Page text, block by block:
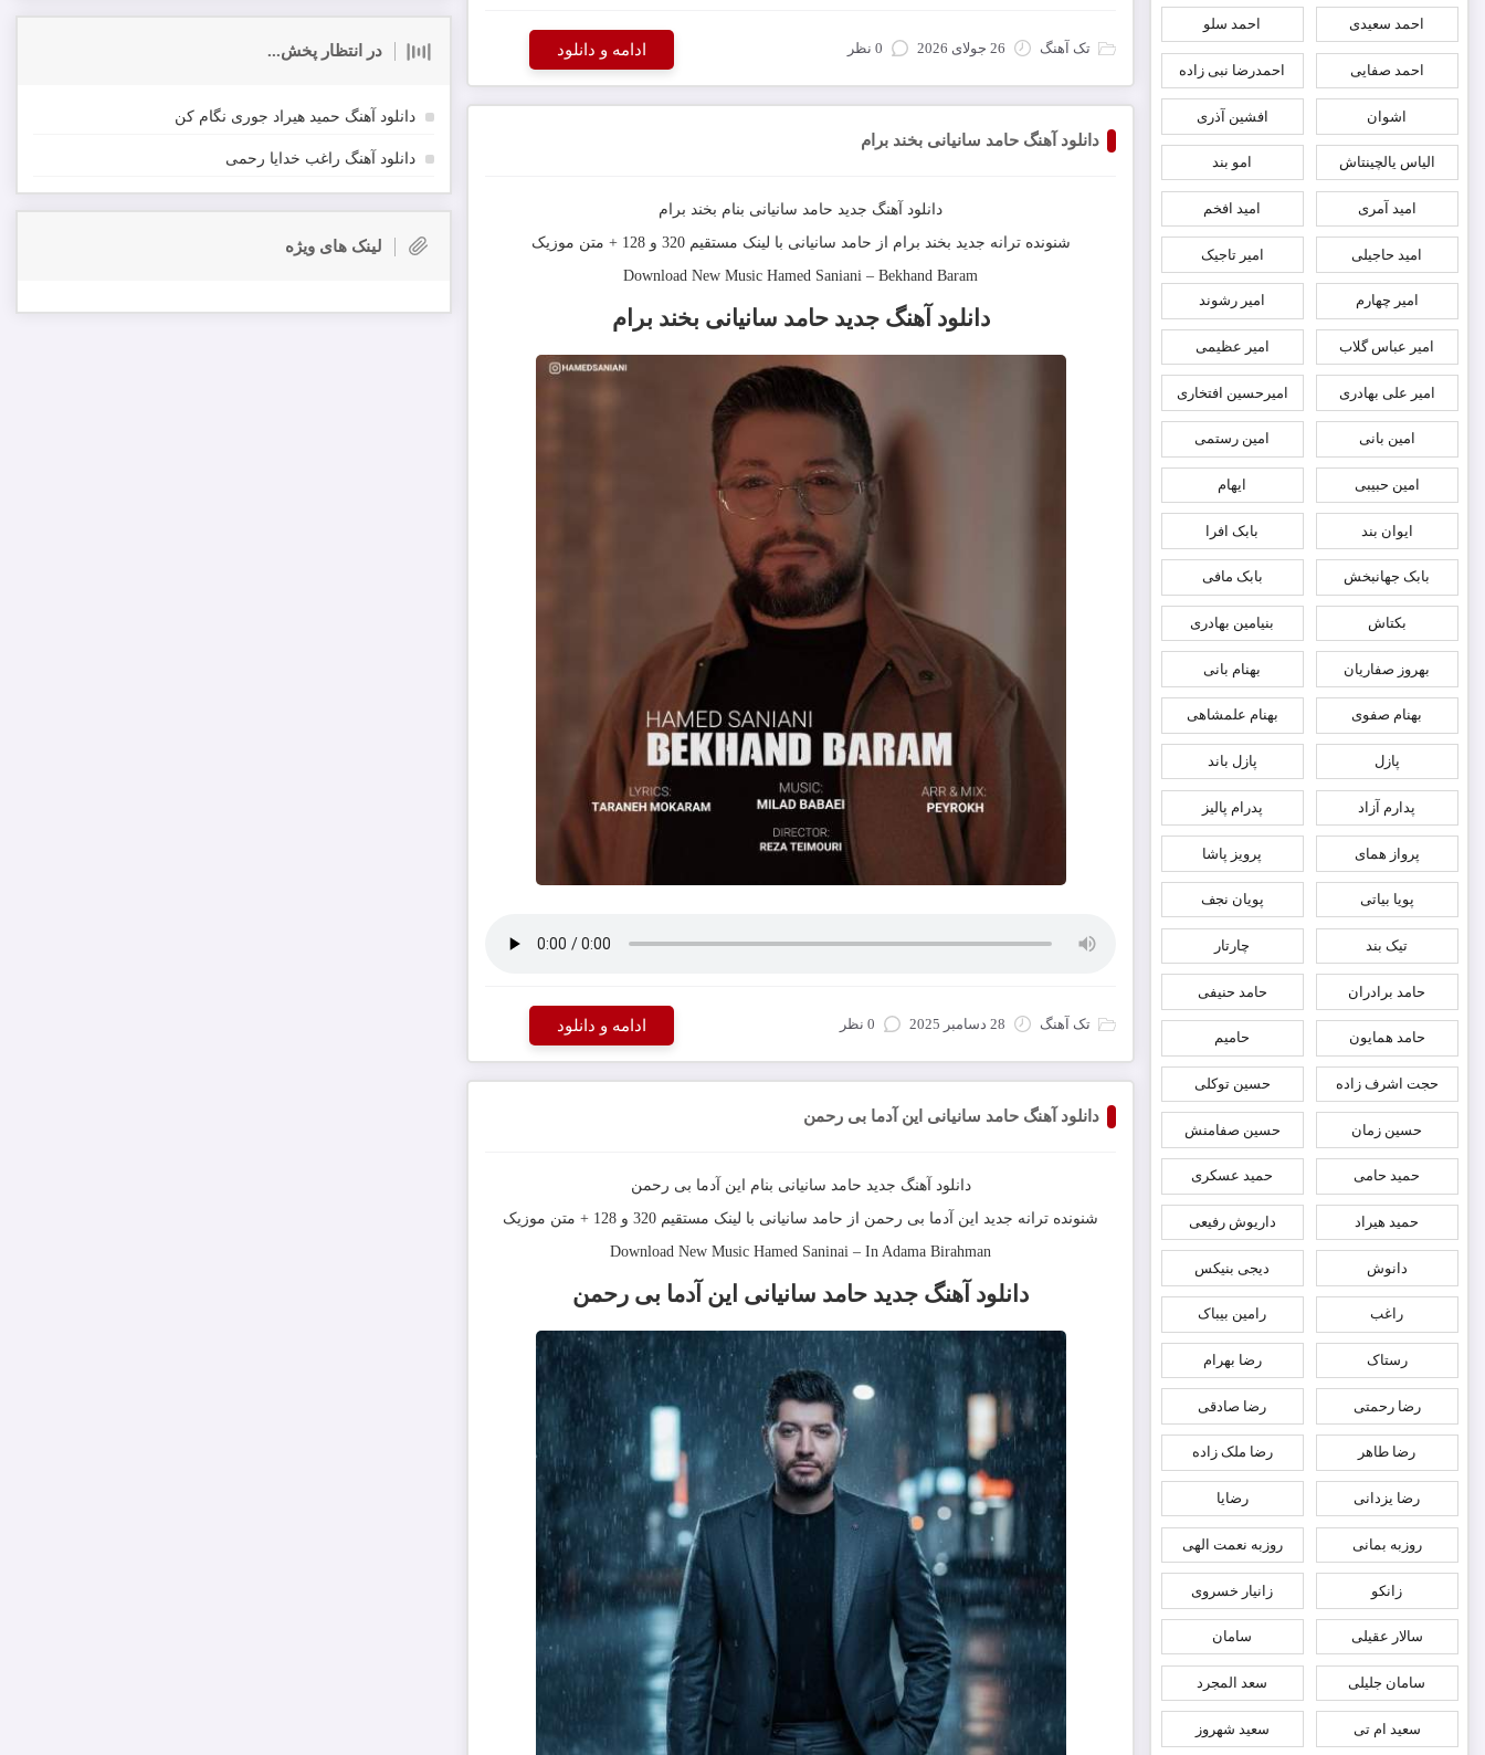
تک آهنگ 26 جولای 2026 0 نظر ادامه و دانلود
دانلود آهنگ حامد سانیانی بخند برام
دانلود آهنگ جديد حامد سانیانی بنام بخند برام
شنونده ترانه جدید بخند برام از حامد سانیانی با لینک مستقیم 320 و 128 + متن موزیک
Download New MusicHamed Saniani –Bekhand Baram
دانلود آهنگ جدید حامد سانیانی بخند برام
تک آهنگ 28 دسامبر 2025 0 نظر ادامه و دانلود
دانلود آهنگ حامد سانیانی این آدما بی رحمن
دانلود آهنگ جديد حامد سانیانی بنام
این آدما بی رحمن
شنونده ترانه جدید
این آدما بی رحمن از حامد سانیانی با لینک مستقیم 320 و 128 + متن موزیک
Download New MusicHamed Saninai –In Adama Birahman
دانلود آهنگ جدید حامد سانیانی این آدما بی رحمن
احمد سعیدی احمد سلو
احمد صفایی احمدرضا نبی زاده
اشوان افشین آذری
الیاس یالچینتاش امو بند
امید آمری امید افخم
امید حاجیلی امیر تاجیک
امیر چهارم امیر رشوند
امیر عباس گلاب امیر عظیمی
امیر علی بهادری امیرحسین افتخاری
امین بانی امین رستمی
امین حبیبی ایهام
ایوان بند بابک افرا
بابک جهانبخش بابک مافی
بکتاش بنیامین بهادری
بهروز صفاریان بهنام بانی
بهنام صفوی بهنام علمشاهی
پازل پازل باند
پدارم آزاد پدرام پالیز
پرواز همای پرویز پاشا
پویا بیاتی پویان نجف
تیک بند چارتار
حامد برادران حامد حنیفی
حامد همایون حامیم
حجت اشرف زاده حسین توکلی
حسین زمان حسین صفامنش
حمید حامی حمید عسکری
حمید هیراد داریوش رفیعی
دانوش دیجی بنیکس
راغب رامین بیباک
رستاک رضا بهرام
رضا رحمتی رضا صادقی
رضا طاهر رضا ملک زاده
رضا یزدانی رضایا
روزبه بمانى روزبه نعمت الهی
زانکو زانیار خسروی
سالار عقیلی سامان
سامان جلیلی سعد المجرد
سعید ام تی سعید شهروز
در انتظار پخش...
دانلود آهنگ حمید هیراد جوری نگام کن
دانلود آهنگ راغب خدایا رحمی
لینک های ویژه